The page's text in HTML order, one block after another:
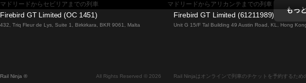
マドリードからセビリアまでの列車 マドリードからアリカンテまでの列車
バルセロナからセビリアまでの列車 バルセロナからマラガまでの列車
エディンバラからロンドンまでの列車 ザルツブルクからウィーンまでの列車
もっ
Firebird GT Limited (OC 1451)
432, Triq Fleur de Lys, Suite 1, Birkirkara, BKR 9061, Malta
Firebird GT Limited (61211989)
Unit G 15/F Tal Building 49 Austin Road, KL, Hong
Rail Ninja ® All Rights Reserved © 2026
Rail Ninjaはオンラインで列車のチケットを予約するた